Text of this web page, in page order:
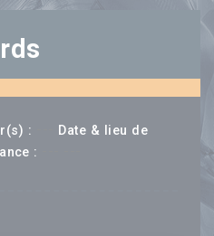
:
Date & lieu de
: